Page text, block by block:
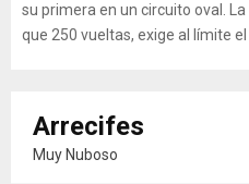
su primera en un circuito oval.
que 250 vueltas, exige al límite el
Arrecifes
Muy Nuboso